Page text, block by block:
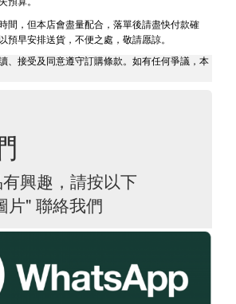
間，但本店會盡量配合，落單後請盡快付款確
預早安排送貨，不便之處，敬請愿諒。
、接受及同意遵守訂購條款。如有任何爭議，本
興趣，請按以下
片" 聯絡我們